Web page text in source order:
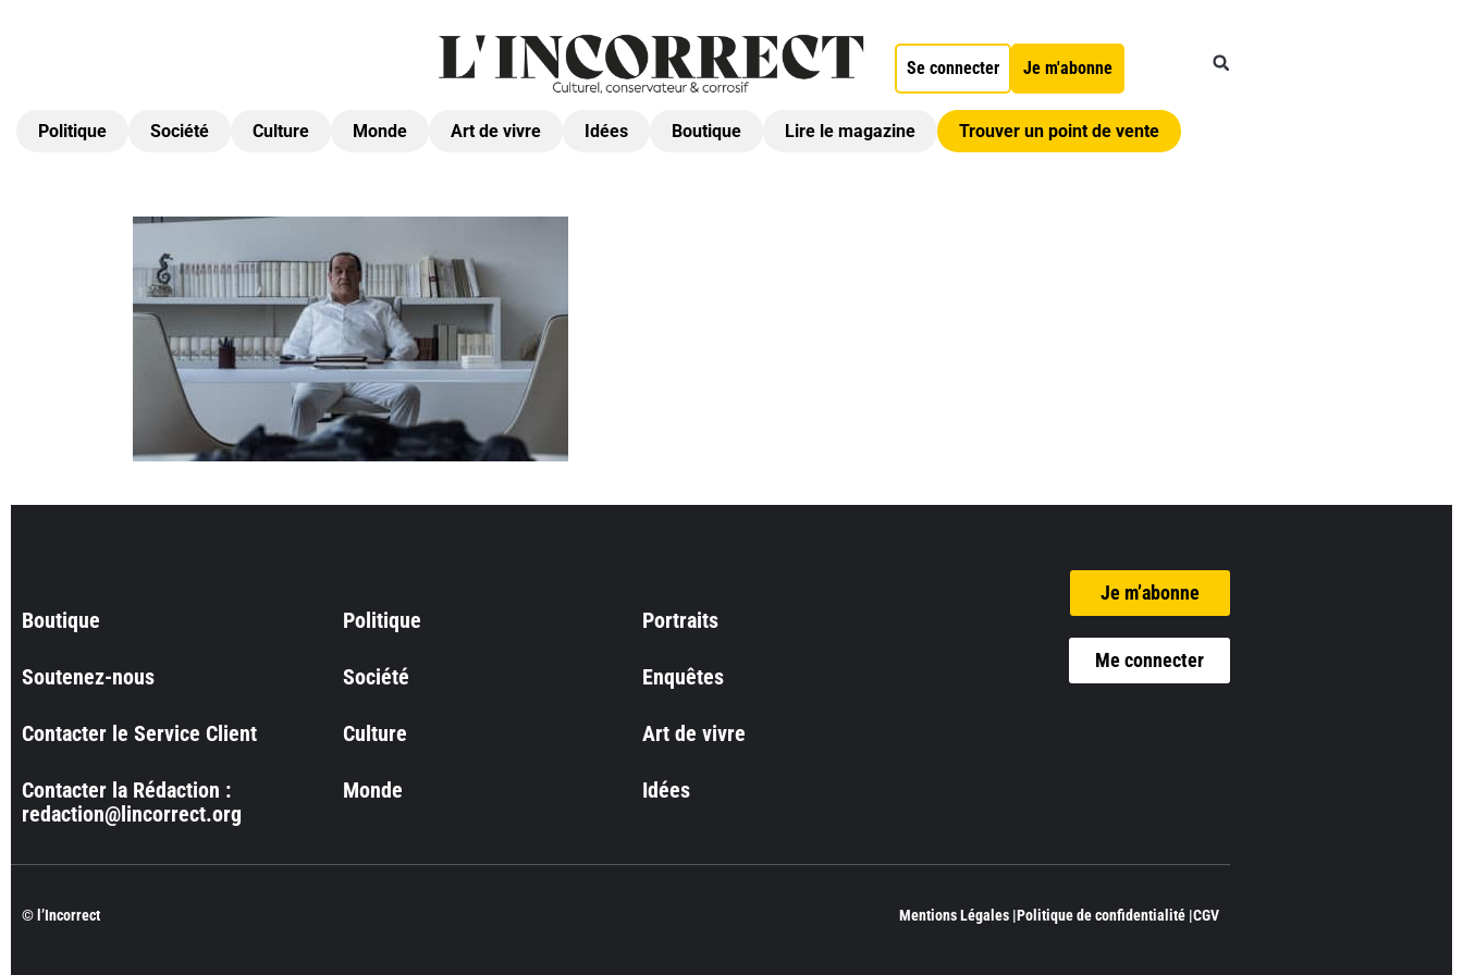
Se connecter Je m'abonne
Politique Société Culture Monde Art de vivre Idées Boutique Lire le magazine Trouver un point de vente
Boutique
Soutenez-nous
Contacter le Service Client
Contacter la Rédaction :
redaction@lincorrect.org
Politique
Société
Culture
Monde
Portraits
Enquêtes
Art de vivre
Idées
Je m’abonne
Me connecter
© l’Incorrect Mentions Légales |Politique de confidentialité |CGV